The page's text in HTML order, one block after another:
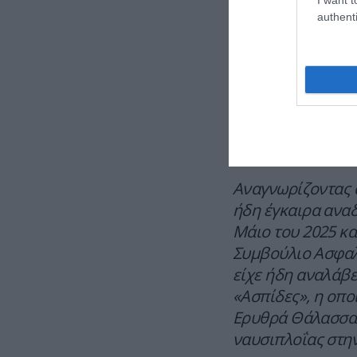
εξαιρετικά
«Τόνισα επίσης
προστασίας της
δεν αφορά μόνο
με την ειρήνη
Αναγνωρίζοντας
ήδη έγκαιρα
Μάιο του 2025
Συμβούλιο
είχε ήδη
«Ασπίδες», η
Ερυθρά Θάλασσα
ναυσιπλοΐας